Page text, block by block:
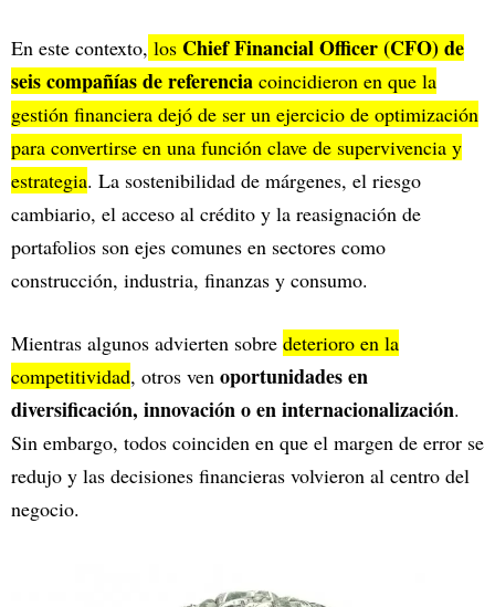
En este contexto, los Chief Financial Officer (CFO) de
seis compañías de referencia coincidieron en que la
gestión financiera dejó de ser un ejercicio de optimización
para convertirse en una función clave de supervivencia y
estrategia. La sostenibilidad de márgenes, el riesgo
cambiario, el acceso al crédito y la reasignación de
portafolios son ejes comunes en sectores como
construcción, industria, finanzas y consumo.
Mientras algunos advierten sobre deterioro en la
competitividad, otros ven oportunidades en
diversificación, innovación o en internacionalización.
Sin embargo, todos coinciden en que el margen de error se
redujo y las decisiones financieras volvieron al centro del
negocio.